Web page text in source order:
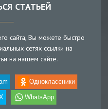
СТАТЬЕЙ
сайта, Вы можете быстро
сетях ссылки на
на нашем сайте.
Одноклассники
WhatsApp